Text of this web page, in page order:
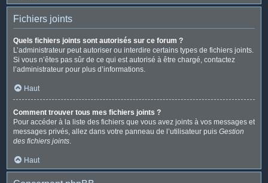
Fichiers joints
Quels fichiers joints sont autorisés sur ce forum ?
L’administrateur peut autoriser ou interdire certains types de fichiers joints.
Si vous n’êtes pas sûr de ce qui est autorisé à être chargé, contactez
l’administrateur pour plus d’informations.
Haut
Comment trouver tous mes fichiers joints ?
Pour accéder à la liste des fichiers que vous avez joints à vos messages et
messages privés, allez dans votre panneau de l’utilisateur puis Gestion
des fichiers joints.
Haut